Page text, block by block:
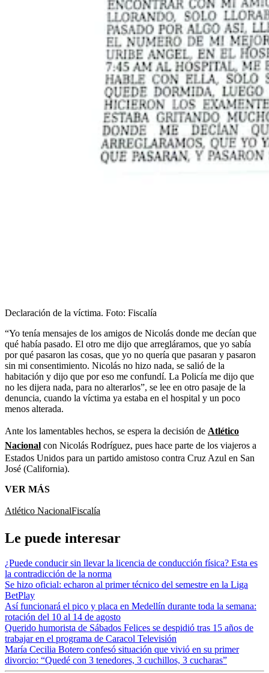
Declaración de la víctima. Foto: Fiscalía
“Yo tenía mensajes de los amigos de Nicolás donde me decían que
qué había pasado. El otro me dijo que arregláramos, que yo sabía
por qué pasaron las cosas, que yo no quería que pasaran y pasaron
sin mi consentimiento. Nicolás no hizo nada, se salió de la
habitación y dijo que por eso me confundí. La Policía me dijo que
no les dijera nada, para no alterarlos”, se lee en otro pasaje de la
denuncia, cuando la víctima ya estaba en el hospital y un poco
menos alterada.
Ante los lamentables hechos, se espera la decisión de Atlético
Nacional con Nicolás Rodríguez, pues hace parte de los viajeros a
Estados Unidos para un partido amistoso contra Cruz Azul en San
José (California).
VER MÁS
Atlético NacionalFiscalía
Le puede interesar
¿Puede conducir sin llevar la licencia de conducción física? Esta es
la contradicción de la norma
Se hizo oficial: echaron al primer técnico del semestre en la Liga
BetPlay
Así funcionará el pico y placa en Medellín durante toda la semana:
rotación del 10 al 14 de agosto
Querido humorista de Sábados Felices se despidió tras 15 años de
trabajar en el programa de Caracol Televisión
María Cecilia Botero confesó situación que vivió en su primer
divorcio: “Quedé con 3 tenedores, 3 cuchillos, 3 cucharas”